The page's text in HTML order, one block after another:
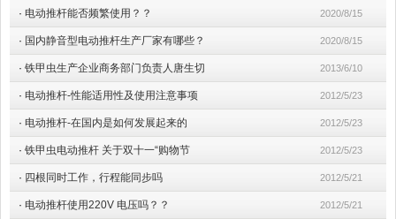
· 电动推杆能否频繁使用？？ 2020/8/15
· 国内静音型电动推杆生产厂家有哪些？ 2020/8/15
· 铁甲虫生产企业商务部门负责人唐生切 2013/6/10
· 电动推杆-性能适用性及使用注意事项 2012/5/23
· 电动推杆-在国内是如何发展起来的 2012/5/23
· 铁甲虫电动推杆 关于双十一“购物节 2012/5/23
· 四根同时工作，行程能同步吗 2012/5/21
· 电动推杆使用220V 电压吗？？ 2012/5/21